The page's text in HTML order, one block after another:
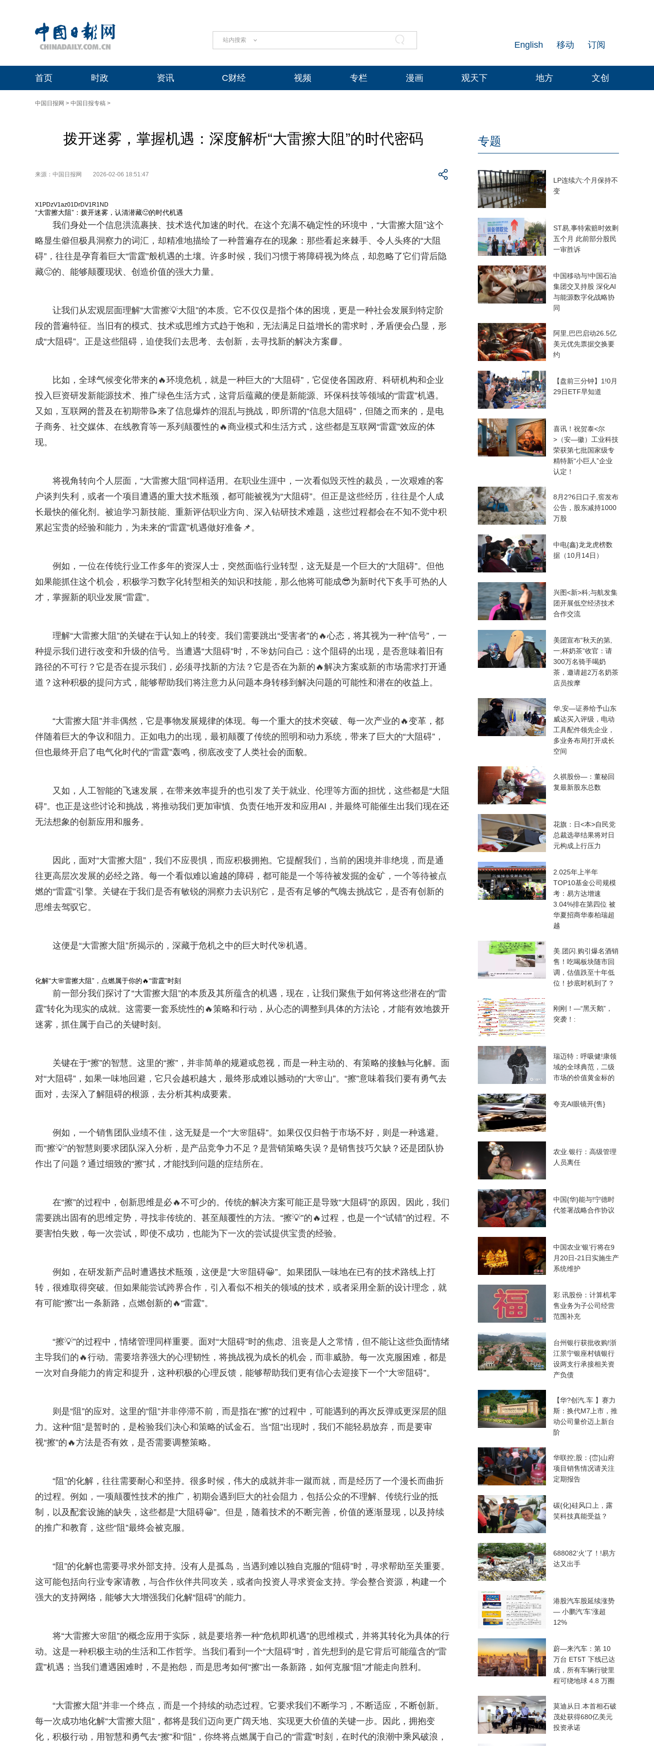
站内搜索 订阅
移动
English
首页 时政 资讯 C财经 视频 专栏 漫画 观天下 地方 文创
中国日报网 > 中国日报专稿 >
拨开迷雾，掌握机遇：深度解析“大雷擦大阻”的时代密码
来源：中国日报网 2026-02-06 18:51:47
X1PDzV1az01DrDV1R1ND
“大雷擦大阻”：拨开迷雾，认清潜藏🙂的时代机遇
我们身处一个信息洪流裹挟、技术迭代加速的时代。在这个充满不确定性的环境中，“大雷擦大阻”这个
略显生僻但极具洞察力的词汇，却精准地描绘了一种普遍存在的现象：那些看起来棘手、令人头疼的“大阻
碍”，往往是孕育着巨大“雷霆”般机遇的土壤。许多时候，我们习惯于将障碍视为终点，却忽略了它们背后隐
藏🙂的、能够颠覆现状、创造价值的强大力量。
让我们从宏观层面理解“大雷擦💡大阻”的本质。它不仅仅是指个体的困境，更是一种社会发展到特定阶
段的普遍特征。当旧有的模式、技术或思维方式趋于饱和，无法满足日益增长的需求时，矛盾便会凸显，形
成“大阻碍”。正是这些阻碍，迫使我们去思考、去创新，去寻找新的解决方案📘。
比如，全球气候变化带来的🔥环境危机，就是一种巨大的“大阻碍”，它促使各国政府、科研机构和企业
投入巨资研发新能源技术、推广绿色生活方式，这背后蕴藏的便是新能源、环保科技等领域的“雷霆”机遇。
又如，互联网的普及在初期带📝来了信息爆炸的混乱与挑战，即所谓的“信息大阻碍”，但随之而来的，是电
子商务、社交媒体、在线教育等一系列颠覆性的🔥商业模式和生活方式，这些都是互联网“雷霆”效应的体
现。
将视角转向个人层面，“大雷擦大阻”同样适用。在职业生涯中，一次看似毁灭性的裁员，一次艰难的客
户谈判失利，或者一个项目遭遇的重大技术瓶颈，都可能被视为“大阻碍”。但正是这些经历，往往是个人成
长最快的催化剂。被迫学习新技能、重新评估职业方向、深入钻研技术难题，这些过程都会在不知不觉中积
累起宝贵的经验和能力，为未来的“雷霆”机遇做好准备📌。
例如，一位在传统行业工作多年的资深人士，突然面临行业转型，这无疑是一个巨大的“大阻碍”。但他
如果能抓住这个机会，积极学习数字化转型相关的知识和技能，那么他将可能成😎为新时代下炙手可热的人
才，掌握新的职业发展“雷霆”。
理解“大雷擦大阻”的关键在于认知上的转变。我们需要跳出“受害者”的🔥心态，将其视为一种“信号”，一
种提示我们进行改变和升级的信号。当遭遇“大阻碍”时，不🎯妨问自己：这个阻碍的出现，是否意味着旧有
路径的不可行？它是否在提示我们，必须寻找新的方法？它是否在为新的🔥解决方案或新的市场需求打开通
道？这种积极的提问方式，能够帮助我们将注意力从问题本身转移到解决问题的可能性和潜在的收益上。
“大雷擦大阻”并非偶然，它是事物发展规律的体现。每一个重大的技术突破、每一次产业的🔥变革，都
伴随着巨大的争议和阻力。正如电力的出现，最初颠覆了传统的照明和动力系统，带来了巨大的“大阻碍”，
但也最终开启了电气化时代的“雷霆”轰鸣，彻底改变了人类社会的面貌。
又如，人工智能的飞速发展，在带来效率提升的也引发了关于就业、伦理等方面的担忧，这些都是“大阻
碍”。也正是这些讨论和挑战，将推动我们更加审慎、负责任地开发和应用AI，并最终可能催生出我们现在还
无法想象的创新应用和服务。
因此，面对“大雷擦大阻”，我们不应畏惧，而应积极拥抱。它提醒我们，当前的困境并非绝境，而是通
往更高层次发展的必经之路。每一个看似难以逾越的障碍，都可能是一个等待被发掘的金矿，一个等待被点
燃的“雷霆”引擎。关键在于我们是否有敏锐的洞察力去识别它，是否有足够的气魄去挑战它，是否有创新的
思维去驾驭它。
这便是“大雷擦大阻”所揭示的，深藏于危机之中的巨大时代🎯机遇。
化解“大🌸雷擦大阻”，点燃属于你的🔥“雷霆”时刻
前一部分我们探讨了“大雷擦大阻”的本质及其所蕴含的机遇，现在，让我们聚焦于如何将这些潜在的“雷
霆”转化为现实的成就。这需要一套系统性的🔥策略和行动，从心态的调整到具体的方法论，才能有效地拨开
迷雾，抓住属于自己的关键时刻。
关键在于“擦”的智慧。这里的“擦”，并非简单的规避或忽视，而是一种主动的、有策略的接触与化解。面
对“大阻碍”，如果一味地回避，它只会越积越大，最终形成难以撼动的“大🌸山”。“擦”意味着我们要有勇气去
面对，去深入了解阻碍的根源，去分析其构成要素。
例如，一个销售团队业绩不佳，这无疑是一个“大🌸阻碍”。如果仅仅归咎于市场不好，则是一种逃避。
而“擦💡”的智慧则要求团队深入分析，是产品竞争力不足？是营销策略失误？是销售技巧欠缺？还是团队协
作出了问题？通过细致的“擦”拭，才能找到问题的症结所在。
在“擦”的过程中，创新思维是必🔥不可少的。传统的解决方案可能正是导致“大阻碍”的原因。因此，我们
需要跳出固有的思维定势，寻找非传统的、甚至颠覆性的方法。“擦💡”的🔥过程，也是一个“试错”的过程。不
要害怕失败，每一次尝试，即使不成功，也能为下一次的尝试提供宝贵的经验。
例如，在研发新产品时遭遇技术瓶颈，这便是“大🌸阻碍😀”。如果团队一味地在已有的技术路线上打
转，很难取得突破。但如果能尝试跨界合作，引入看似不相关的领域的技术，或者采用全新的设计理念，就
有可能“擦”出一条新路，点燃创新的🔥“雷霆”。
“擦💡”的过程中，情绪管理同样重要。面对“大阻碍”时的焦虑、沮丧是人之常情，但不能让这些负面情绪
主导我们的🔥行动。需要培养强大的心理韧性，将挑战视为成长的机会，而非威胁。每一次克服困难，都是
一次对自身能力的肯定和提升，这种积极的心理反馈，能够帮助我们更有信心去迎接下一个“大🌸阻碍”。
则是“阻”的应对。这里的“阻”并非停滞不前，而是指在“擦”的过程中，可能遇到的再次反弹或更深层的阻
力。这种“阻”是暂时的，是检验我们决心和策略的试金石。当“阻”出现时，我们不能轻易放弃，而是要审
视“擦”的🔥方法是否有效，是否需要调整策略。
“阻”的化解，往往需要耐心和坚持。很多时候，伟大的成就并非一蹴而就，而是经历了一个漫长而曲折
的过程。例如，一项颠覆性技术的推广，初期会遇到巨大的社会阻力，包括公众的不理解、传统行业的抵
制，以及配套设施的缺失，这些都是“大阻碍😀”。但是，随着技术的不断完善，价值的逐渐显现，以及持续
的推广和教育，这些“阻”最终会被克服。
“阻”的化解也需要寻求外部支持。没有人是孤岛，当遇到难以独自克服的“阻碍”时，寻求帮助至关重要。
这可能包括向行业专家请教，与合作伙伴共同攻关，或者向投资人寻求资金支持。学会整合资源，构建一个
强大的支持网络，能够大大增强我们化解“阻碍”的能力。
将“大雷擦大🌸阻”的概念应用于实际，就是要培养一种“危机即机遇”的思维模式，并将其转化为具体的行
动。这是一种积极主动的生活和工作哲学。当我们看到一个“大阻碍”时，首先想到的是它背后可能蕴含的“雷
霆”机遇；当我们遭遇困难时，不是抱怨，而是思考如何“擦”出一条新路，如何克服“阻”才能走向胜利。
“大雷擦大阻”并非一个终点，而是一个持续的动态过程。它要求我们不断学习，不断适应，不断创新。
每一次成功地化解“大雷擦大阻”，都将是我们迈向更广阔天地、实现更大价值的关键一步。因此，拥抱变
化，积极行动，用智慧和勇气去“擦”和“阻”，你终将点燃属于自己的“雷霆”时刻，在时代的浪潮中乘风破浪，
专题
LP连续六:个月保持不
变
ST易,事特索赔时效剩
五个月 此前部分股民
一审胜诉
中国移动与!中国石油
集团交叉持股 深化AI
与能源数字化战略协
同
阿里,巴巴启动26.5亿
美元优先票据交换要
约
【盘前三分钟】1!0月
29日ETF早知道
喜讯！祝贺泰<尔
>（安—徽）工业科技
荣获第七批国家级专
精特新“小巨人”企业
认定！
8月2?6日口子,窖发布
公告，股东减持1000
万股
中电{鑫}龙龙虎榜数
据（10月14日）
兴图<新>科;与航发集
团开展低空经济技术
合作交流
美团宣布“秋天的第,
一;杯奶茶”收官：请
300万名骑手喝奶
茶，邀请超2万名奶茶
店员按摩
华,安—证券给予山东
威达买入评级，电动
工具配件领先企业，
多业务布局打开成长
空间
久祺股份—：董秘回
复最新股东总数
花旗：日<本>自民党
总裁选举结果将对日
元构成上行压力
2.025年上半年
TOP10基金公司规模
考：易方达增速
3.04%排在第四位 被
华夏招商华泰柏瑞超
越
美.团闪.购引爆名酒销
售！吃喝板块随市回
调，估值跌至十年低
位！抄底时机到了？
刚刚！—“黑天鹅”，
突袭！:
瑞迈特：呼吸健!康领
域的全球典范，二级
市场的价值黄金标的
夸克AI眼镜开{售}
农业.银行：高级管理
人员离任
中国{华}能与!宁德时
代签署战略合作协议
中国农业‘银’行将在9
月20日-21日实施生产
系统维护
彩.讯股份：计算机零
售业务为子公司经营
范围补充
台州银行获批收购!浙
江景宁银座村镇银行
设两支行承接相关资
产负债
【华?创汽.车 】赛力
斯：换代M7上市，推
动公司量价迈上新台
阶
华联控;股：{峦}山府
项目销售情况请关注
定期报告
碳{化}硅风口上，露
笑科技真能受益？
688082‘火’了！!易方
达又出手
港股汽车股延续涨势
— 小鹏汽‘车’涨超
12%
蔚—来汽车：第 10
万台 ET5T 下线已达
成，所有车辆行驶里
程可绕地球 4.8 万圈
莫迪从日.本首相石破
茂处获得680亿美元
投资承诺